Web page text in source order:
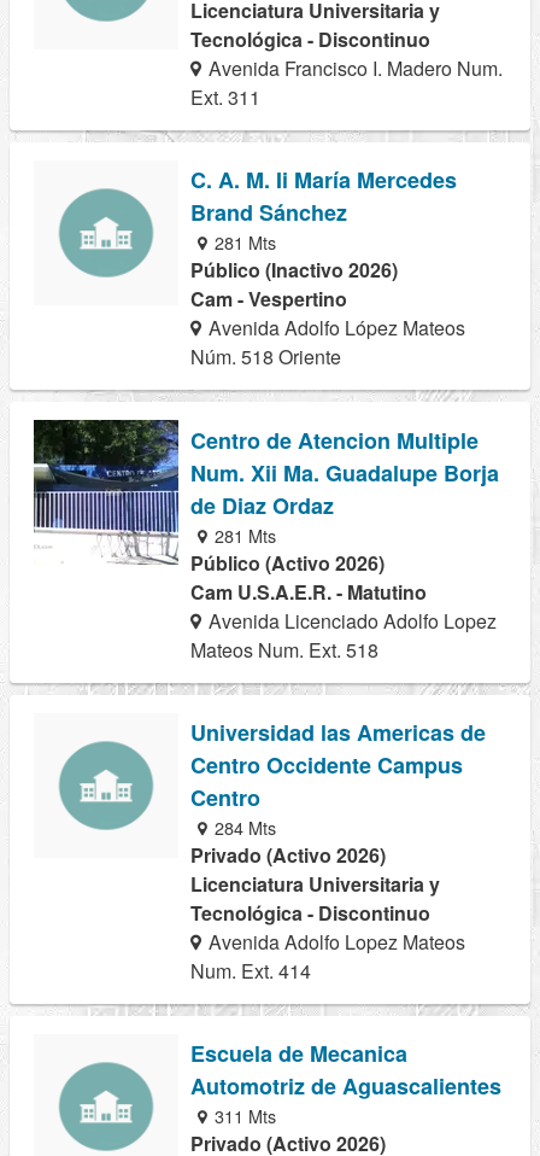
Licenciatura Universitaria y
Tecnológica - Discontinuo
Avenida Francisco I. Madero Num.
Ext. 311
C. A. M. Ii María Mercedes
Brand Sánchez
281 Mts
Público (Inactivo 2026)
Cam - Vespertino
Avenida Adolfo López Mateos
Núm. 518 Oriente
Centro de Atencion Multiple
Num. Xii Ma. Guadalupe Borja
de Diaz Ordaz
281 Mts
Público (Activo 2026)
Cam U.S.A.E.R. - Matutino
Avenida Licenciado Adolfo Lopez
Mateos Num. Ext. 518
Universidad las Americas de
Centro Occidente Campus
Centro
284 Mts
Privado (Activo 2026)
Licenciatura Universitaria y
Tecnológica - Discontinuo
Avenida Adolfo Lopez Mateos
Num. Ext. 414
Escuela de Mecanica
Automotriz de Aguascalientes
311 Mts
Privado (Activo 2026)